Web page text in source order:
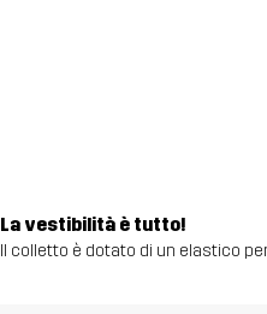
La vestibilità è tutto!
Il colletto è dotato di un elastico